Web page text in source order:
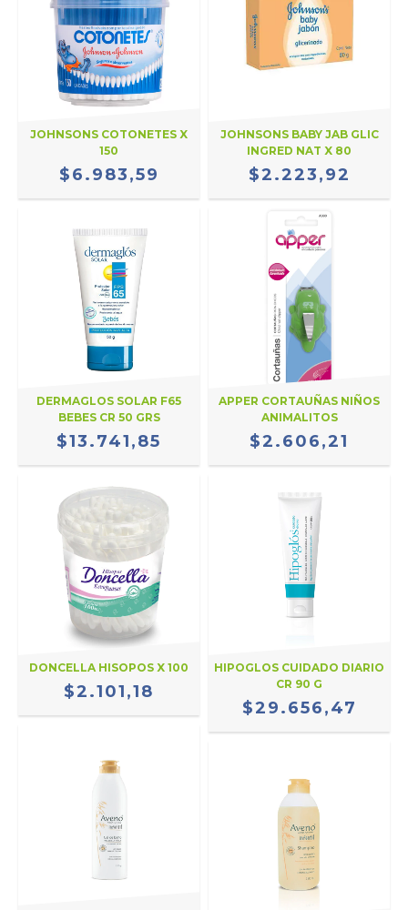
JOHNSONS COTONETES X
150
$6.983,59
JOHNSONS BABY JAB GLIC
INGRED NAT X 80
$2.223,92
DERMAGLOS SOLAR F65
BEBES CR 50 GRS
$13.741,85
APPER CORTAUÑAS NIÑOS
ANIMALITOS
$2.606,21
DONCELLA HISOPOS X 100
$2.101,18
HIPOGLOS CUIDADO DIARIO
CR 90 G
$29.656,47